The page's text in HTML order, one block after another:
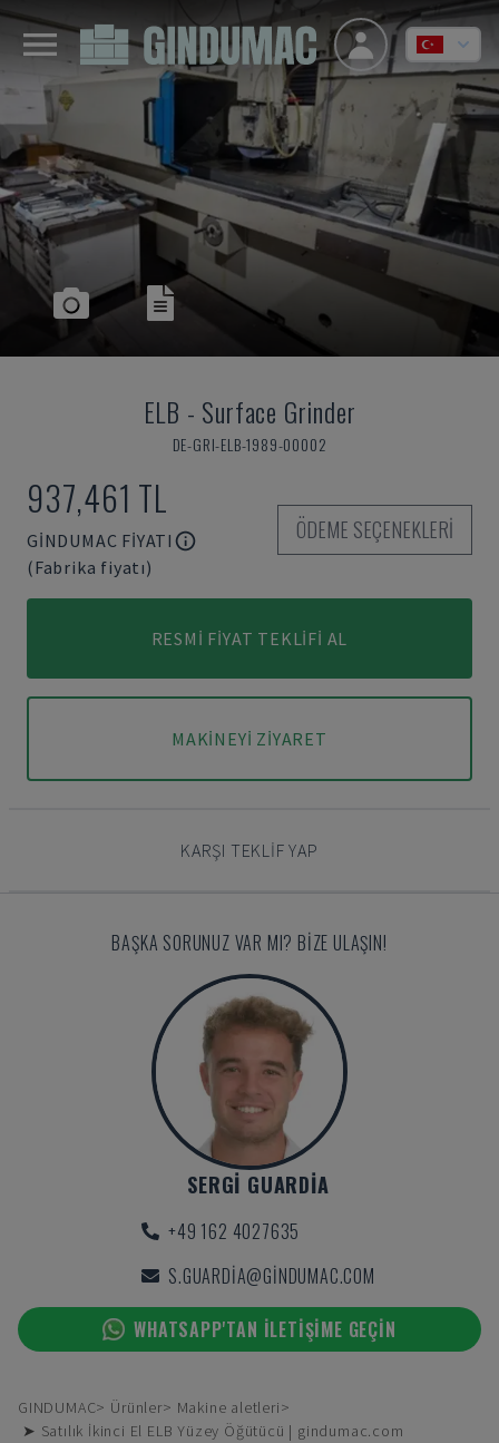
ELB - Surface Grinder
DE-GRI-ELB-1989-00002
937,461 TL
GINDUMAC FIYATI
(Fabrika fiyatı)
ÖDEME SEÇENEKLERI
RESMI FIYAT TEKLIFI AL
MAKINEYI ZIYARET
KARŞI TEKLIF YAP
BAŞKA SORUNUZ VAR MI? BIZE ULAŞIN!
SERGI GUARDIA
+49 162 4027635
S.GUARDIA@GINDUMAC.COM
WHATSAPP'TAN ILETIŞIME GEÇIN
GINDUMAC Ürünler
Makine aletleri
➤ Satılık İkinci El ELB Yüzey Öğütücü | gindumac.com